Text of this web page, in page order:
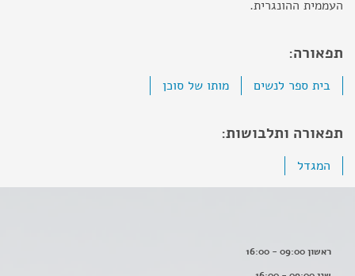
העממית ההונגרית.
תפאורה:
בית ספר לנשים מותו של סוכן
תפאורה ותלבושות:
המגדל
ראשון 09:00 - 16:00